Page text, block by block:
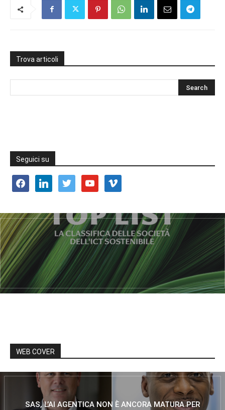
Trova articoli
Seguici su
facebooklinkedin twitter youtube vimeo
WEB COVER
SAS, L’AI AGENTICA NON È ANCORA MATURA PER